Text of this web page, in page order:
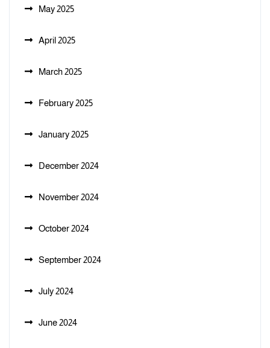
May 2025
April 2025
March 2025
February 2025
January 2025
December 2024
November 2024
October 2024
September 2024
July 2024
June 2024